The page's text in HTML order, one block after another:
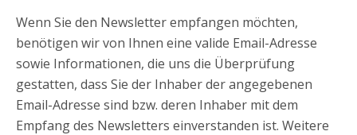
Wenn Sie den Newsletter empfangen möchten,
benötigen wir von Ihnen eine valide Email-Adresse
sowie Informationen, die uns die Überprüfung
gestatten, dass Sie der Inhaber der angegebenen
Email-Adresse sind bzw. deren Inhaber mit dem
Empfang des Newsletters einverstanden ist. Weitere